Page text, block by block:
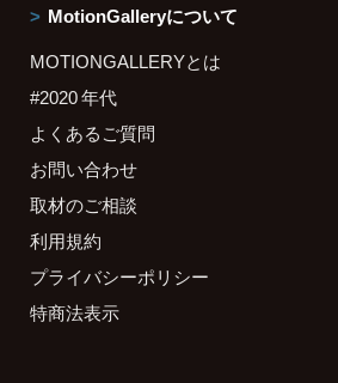
MotionGalleryについて
MOTIONGALLERYとは
#2020 年代
よくあるご質問
お問い合わせ
取材のご相談
利用規約
プライバシーポリシー
特商法表示